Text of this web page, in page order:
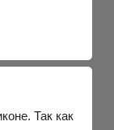
Так как